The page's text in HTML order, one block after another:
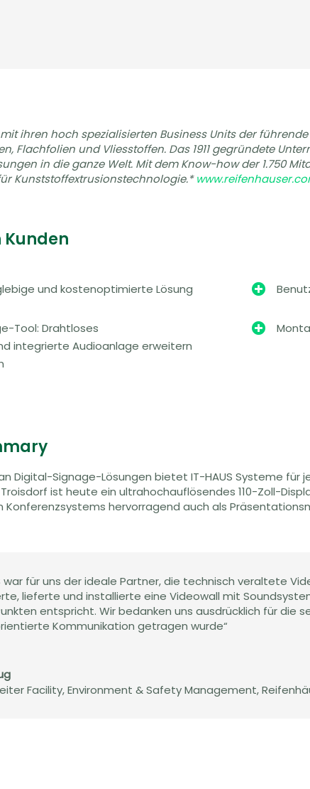
ihren hoch spezialisierten Business Units der
Flachfolien und Vliesstoffen. Das 1911 gegründete
in die ganze Welt. Mit dem Know-how der 1.750
Kunststoffextrusionstechnologie.*
und kostenoptimierte Lösung
Tool: Drahtloses
integrierte Audioanlage erweitern


Digital-Signage-Lösungen bietet IT-HAUS Systeme für
ist heute ein ultrahochauflösendes 110-Zoll-
Konferenzsystems hervorragend auch als
war für uns der ideale Partner, die technisch veraltete
lieferte und installierte eine Videowall mit
entspricht. Wir bedanken uns ausdrücklich für die
Kommunikation getragen wurde“
Facility, Environment & Safety Management,